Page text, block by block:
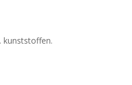
kunststoffen.